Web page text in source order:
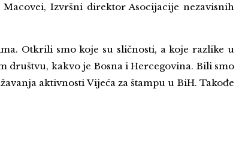
Izvršni direktor Asocijacije nezavisnih
Otkrili smo koje su sličnosti, a koje razlike u
društvu, kakvo je Bosna i Hercegovina. Bili smo
aktivnosti Vijeća za štampu u BiH. Takođe